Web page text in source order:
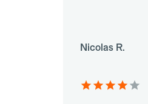
Nicolas R.